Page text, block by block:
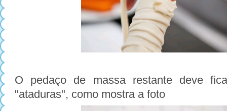
O pedaço de massa restante deve
"ataduras", como mostra a foto